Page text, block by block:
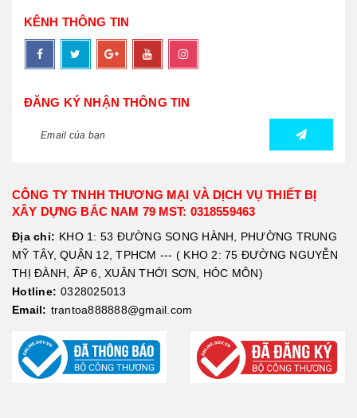
KÊNH THÔNG TIN
ĐĂNG KÝ NHẬN THÔNG TIN
CÔNG TY TNHH THƯƠNG MẠI VÀ DỊCH VỤ THIẾT BỊ
XÂY DỰNG BẮC NAM 79 MST: 0318559463
Địa chỉ: KHO 1: 53 ĐƯỜNG SONG HÀNH, PHƯỜNG TRUNG
MỸ TÂY, QUẬN 12, TPHCM --- ( KHO 2: 75 ĐƯỜNG NGUYỄN
THỊ ĐÀNH, ẤP 6, XUÂN THỚI SƠN, HÓC MÔN)
Hotline: 0328025013
Email: trantoa888888@gmail.com